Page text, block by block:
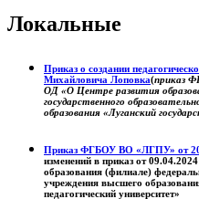
Локальные
Приказ о создании
Михайловича Лоповка(приказ
ОД «О Центре развития
государственного
образования «Луганский
Приказ ФГБОУ ВО «ЛГПУ» от
изменений в приказ от
образования (филиале)
учреждения высшего
педагогический университет»